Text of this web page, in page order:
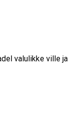
valulikke ville ja